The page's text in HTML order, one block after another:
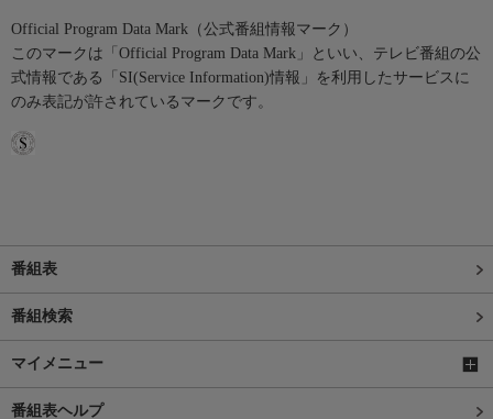
Official Program Data Mark（公式番組情報マーク）
このマークは「Official Program Data Mark」といい、テレビ番組の公
式情報である「SI(Service Information)情報」を利用したサービスに
のみ表記が許されているマークです。
番組表
番組検索
マイメニュー
番組表ヘルプ